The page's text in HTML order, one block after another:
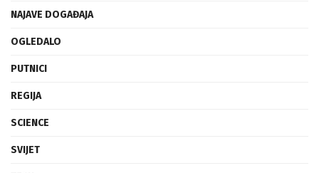
NAJAVE DOGAĐAJA
OGLEDALO
PUTNICI
REGIJA
SCIENCE
SVIJET